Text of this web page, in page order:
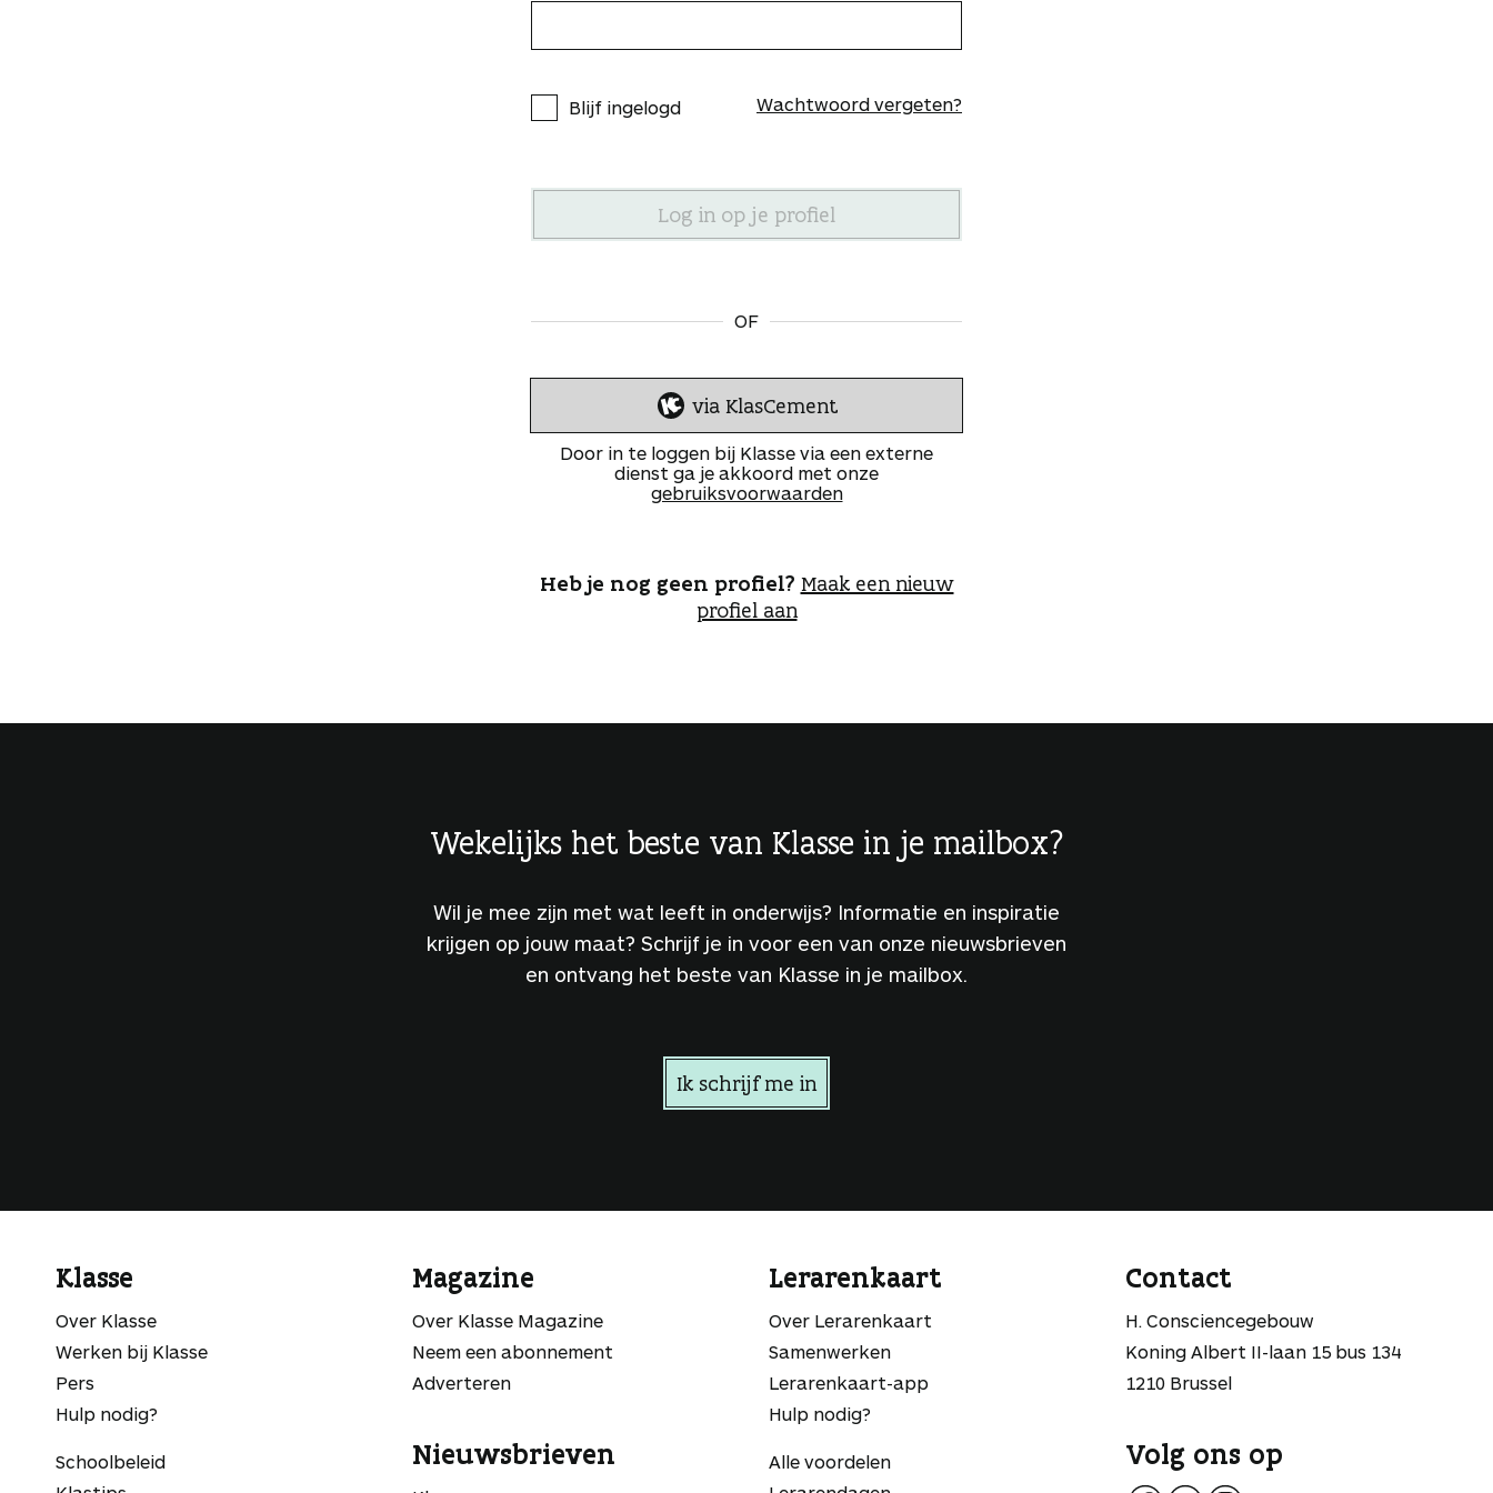
Blijf ingelogd Wachtwoord vergeten?
OF
I
n
l
o
e
n
via KlasCement
Door in te loggen bij Klasse via een externe
dienst ga je akkoord met onze
gebruiksvoorwaarden
Heb je nog geen profiel? Maak een nieuw
profiel aan
Wekelijks het beste van Klasse in je mailbox?
Wil je mee zijn met wat leeft in onderwijs? Informatie en inspiratie
krijgen op jouw maat? Schrijf je in voor een van onze nieuwsbrieven
en ontvang het beste van Klasse in je mailbox.
Ik schrijf me in
Klasse
Over Klasse
Werken bij Klasse
Pers
Hulp nodig?
Schoolbeleid
Magazine
Over Klasse Magazine
Neem een abonnement
Adverteren
Nieuwsbrieven
Lerarenkaart
Over Lerarenkaart
Samenwerken
Lerarenkaart-app
Hulp nodig?
Alle voordelen
Contact
H. Consciencegebouw
Koning Albert II-laan 15 bus 134
1210 Brussel
Volg ons op